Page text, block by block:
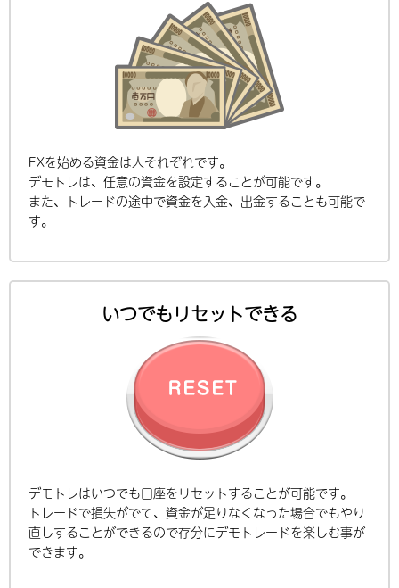
FXを始める資金は人それぞれです。
デモトレは、任意の資金を設定することが可能です。
また、トレードの途中で資金を入金、出金することも可能で
す。
いつでもリセットできる
デモトレはいつでも口座をリセットすることが可能です。
トレードで損失がでて、資金が足りなくなった場合でもやり
直しすることができるので存分にデモトレードを楽しむ事が
できます。